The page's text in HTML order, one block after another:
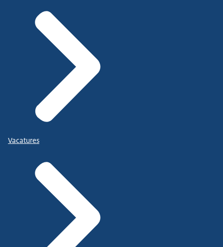
Vacatures